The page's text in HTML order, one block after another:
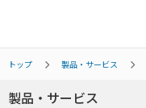
トップ 製品・サービス
製品・サービス